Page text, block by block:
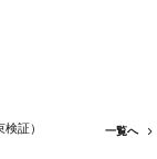
証） 一覧へ